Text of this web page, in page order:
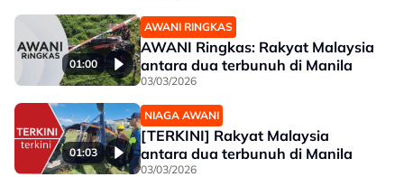
01:00
AWANI RINGKAS
AWANI Ringkas: Rakyat Malaysia
antara dua terbunuh di Manila
03/03/2026
01:03
NIAGA AWANI
[TERKINI] Rakyat Malaysia
antara dua terbunuh di Manila
03/03/2026